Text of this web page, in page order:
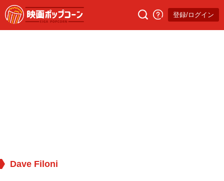
登録/ログイン
Dave Filoni